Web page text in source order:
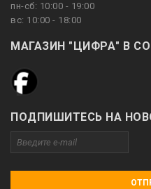
пн-сб: 10:00 - 19:00
вс: 10:00 - 18:00
МАГАЗИН "ЦИФРА" В
ПОДПИШИТЕСЬ НА